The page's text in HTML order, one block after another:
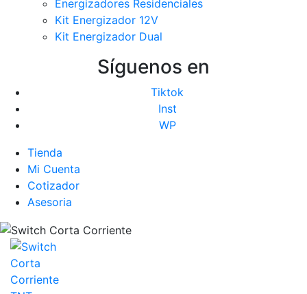
Energizadores Residenciales
Kit Energizador 12V
Kit Energizador Dual
Síguenos en
Tiktok
Inst
WP
Tienda
Mi Cuenta
Cotizador
Asesoria